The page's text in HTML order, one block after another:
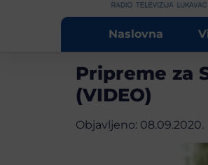
Naslovna
Pripreme za
(VIDEO)
Objavljeno: 08.09.2020.